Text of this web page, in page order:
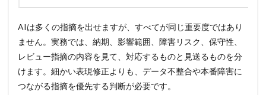
AIは多くの指摘を出せますが、すべてが同じ重要度ではあり
ません。実務では、納期、影響範囲、障害リスク、保守性、
レビュー指摘の内容を見て、対応するものと見送るものを分
けます。細かい表現修正よりも、データ不整合や本番障害に
つながる指摘を優先する判断が必要です。